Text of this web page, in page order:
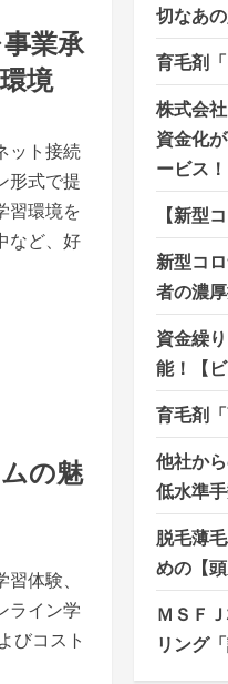
業承
境
ット接続
形式で提
習環境を
など、好
の魅
体験、
ライン学
びコスト
切なあ
育毛剤
株式会
資金化
ービス！
【新型
新型コ
者の濃
資金繰
能！【
育毛剤
他社か
低水準手
脱毛薄
めの【
ＭＳＦ
リング